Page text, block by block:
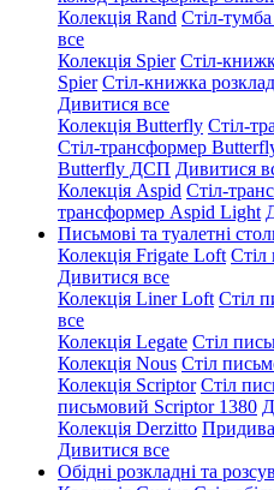
Колекція Rand Стіл-
все
Колекція Spier Стіл-
Spier Стіл-книжка
Дивитися все
Колекція Butterfly Стіл-
Стіл-трансформер
Butterfly ДСП Дивитися
Колекція Aspid Стіл-
трансформер Aspid Light
Письмові та туалетні
Колекція Frigate Loft Стіл
Дивитися все
Колекція Liner Loft Стіл
все
Колекція Legate Стіл
Колекція Nous Стіл
Колекція Scriptor Стіл
письмовий Scriptor 1380
Колекція Derzitto
Дивитися все
Обідні розкладні та